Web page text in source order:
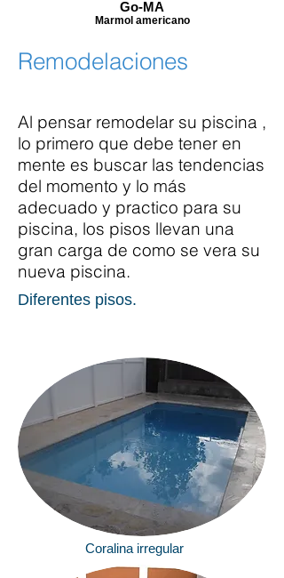
Go-MA
Marmol americano
Remodelaciones
Al pensar remodelar su piscina ,
lo primero que debe tener en
mente es buscar las tendencias
del momento y lo más
adecuado y practico para su
piscina, los pisos llevan una
gran carga de como se vera su
nueva piscina.
Diferentes pisos.
Coralina irregular